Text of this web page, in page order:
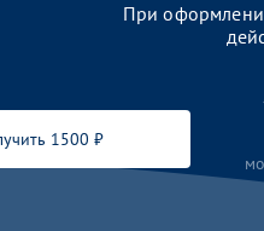
При
1500 ₽